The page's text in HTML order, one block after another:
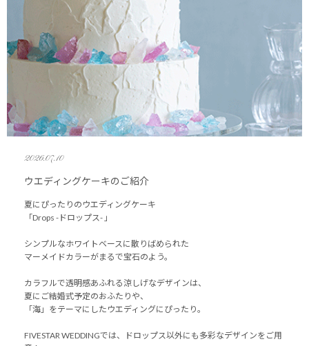
2026.07.10
ウエディングケーキのご紹介
夏にぴったりのウエディングケーキ
「Drops -ドロップス- 」
シンプルなホワイトベースに散りばめられた
マーメイドカラーがまるで宝石のよう。
カラフルで透明感あふれる涼しげなデザインは、
夏にご結婚式予定のおふたりや、
「海」をテーマにしたウエディングにぴったり。
FIVESTAR WEDDINGでは、ドロップス以外にも多彩なデザインをご用